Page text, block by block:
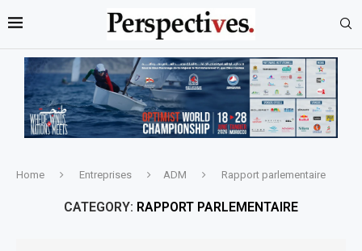
Home Entreprises ADM Rapport parlementaire
CATEGORY: RAPPORT PARLEMENTAIRE